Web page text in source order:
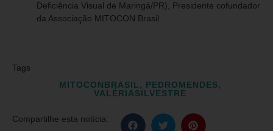
Deficiência Visual de Maringá/PR), Presidente cofundador
da Associação MITOCON Brasil.
Tags
MITOCONBRASIL, PEDROMENDES,
VALÉRIASILVESTRE
Compartilhe esta notícia: